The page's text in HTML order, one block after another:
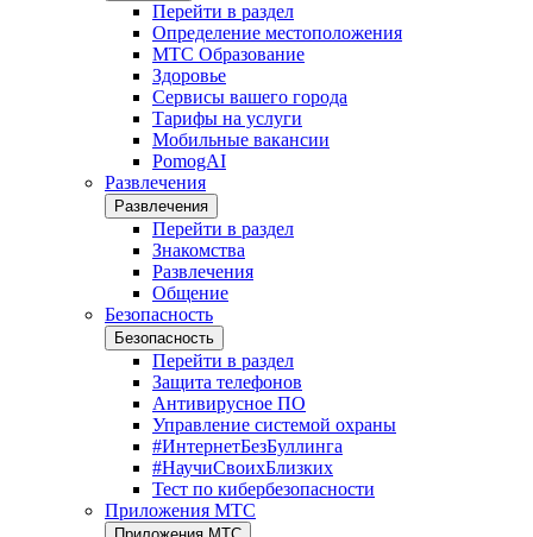
Перейти в раздел
Определение местоположения
МТС Образование
Здоровье
Сервисы вашего города
Тарифы на услуги
Мобильные вакансии
PomogAI
Развлечения
Развлечения
Перейти в раздел
Знакомства
Развлечения
Общение
Безопасность
Безопасность
Перейти в раздел
Защита телефонов
Антивирусное ПО
Управление системой охраны
#ИнтернетБезБуллинга
#НаучиСвоихБлизких
Тест по кибербезопасности
Приложения МТС